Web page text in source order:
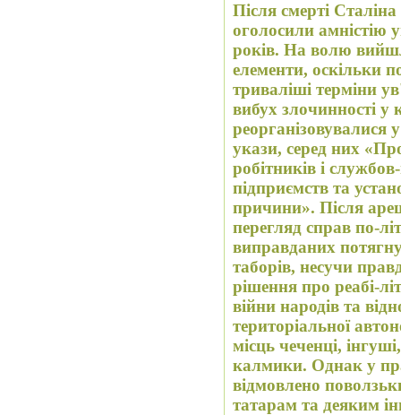
Після смерті
оголосили амністію
років. На волю
елементи, оскільки
триваліші терміни
вибух злочинності у
реорганізовувалися
укази, серед них
робітників і
підприємств та
причини». Після
перегляд справ по-
виправданих
таборів, несучи
рішення про реабі-
війни народів та
територіальної
місць чеченці,
калмики. Однак у
відмовлено
татарам та деяким